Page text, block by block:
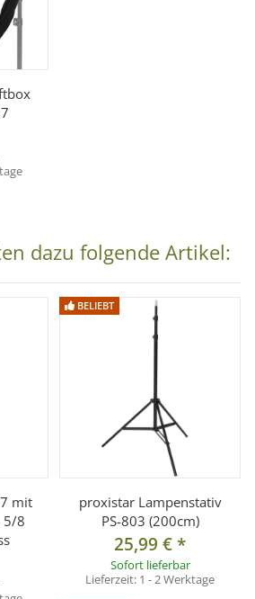
2x AAA 1,5V Batterien
sind speziell für den Foto- und
entwickelt und nicht
im Haushaltsbereich geeignet.
dazu folgende Artikel:
mit
5/8
BELIEBT
proxistar Lampenstativ
PS-803 (200cm)
25,99 €*
Sofort lieferbar
Lieferzeit: 1 - 2 Werktage